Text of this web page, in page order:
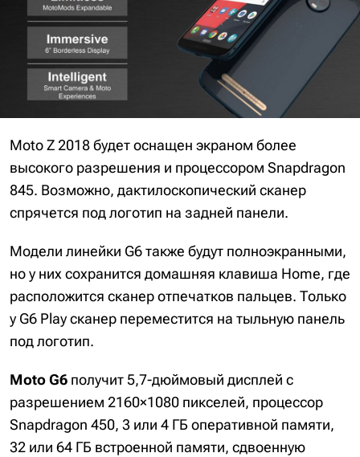
Moto Z 2018 будет оснащен экраном более
высокого разрешения и процессором Snapdragon
845. Возможно, дактилоскопический сканер
спрячется под логотип на задней панели.
Модели линейки G6 также будут полноэкранными,
но у них сохранится домашняя клавиша Home, где
расположится сканер отпечатков пальцев. Только
у G6 Play сканер переместится на тыльную панель
под логотип.
Moto G6 получит 5,7-дюймовый дисплей с
разрешением 2160×1080 пикселей, процессор
Snapdragon 450, 3 или 4 ГБ оперативной памяти,
32 или 64 ГБ встроенной памяти, сдвоенную